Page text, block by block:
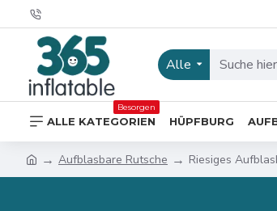
Alle
ALLE KATEGORIEN
Besorgen
HÜPFBURG
Aufblasbare Rutsche Riesiges